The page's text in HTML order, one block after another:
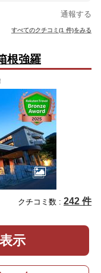
通報する
すべてのクチコミ(1 件)をみる
根強羅
クチコミ数 : 242 件
示